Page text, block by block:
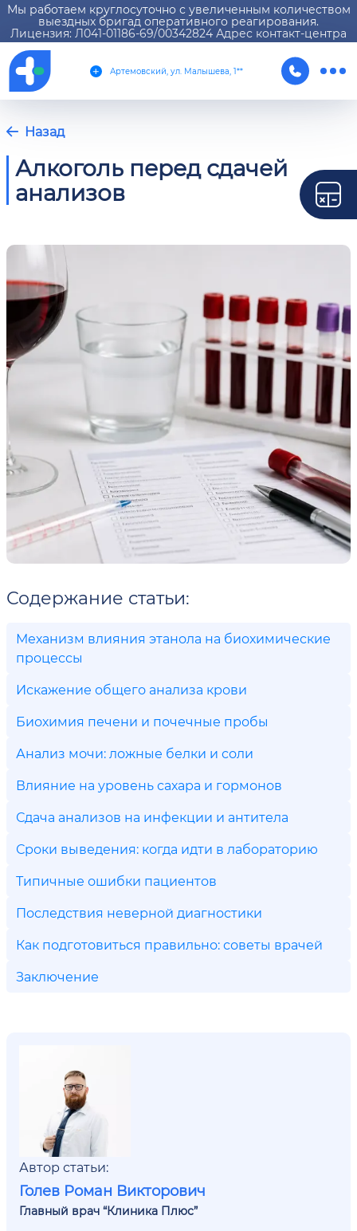
Мы работаем круглосуточно с увеличенным количеством
выездных бригад оперативного реагирования.
Лицензия: Л041-01186-69/00342824 Адрес контакт-центра
Артемовский, ул. Малышева, 1**
Назад
Алкоголь перед сдачей
анализов
Содержание статьи:
Механизм влияния этанола на биохимические
процессы
Искажение общего анализа крови
Биохимия печени и почечные пробы
Анализ мочи: ложные белки и соли
Влияние на уровень сахара и гормонов
Сдача анализов на инфекции и антитела
Сроки выведения: когда идти в лабораторию
Типичные ошибки пациентов
Последствия неверной диагностики
Как подготовиться правильно: советы врачей
Заключение
Автор статьи:
Голев Роман Викторович
Главный врач “Клиника Плюс”